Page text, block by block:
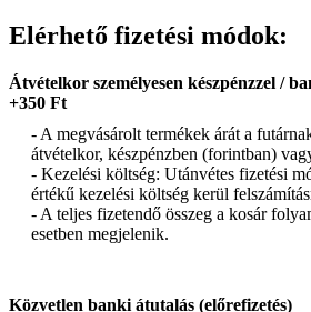
Elérhető fizetési módok:
Átvételkor személyesen készpénzzel /
+350 Ft
- A megvásárolt termékek árát a
átvételkor, készpénzben (forintban)
- Kezelési költség: Utánvétes fizetési
értékű kezelési költség kerül
- A teljes fizetendő összeg a kosár
esetben megjelenik.
Közvetlen banki átutalás (előrefizetés)